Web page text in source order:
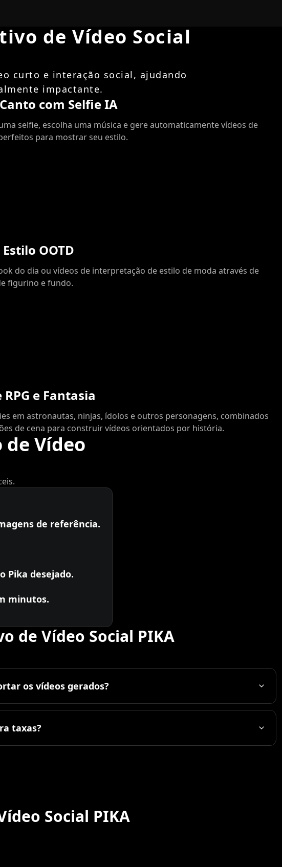
de Vídeo Social
curto e interação social, ajudando
impactante.
com Selfie IA
selfie, escolha uma música e gere automaticamente vídeos de
para mostrar seu estilo.
OOTD
do dia ou vídeos de interpretação de estilo de moda através de
figurino e fundo.
e Fantasia
em astronautas, ninjas, ídolos e outros personagens, combinados
de cena para construir vídeos orientados por história.
Vídeo
de referência.
Pika desejado.
minutos.
de Vídeo Social PIKA
os vídeos gerados?
taxas?
Social PIKA